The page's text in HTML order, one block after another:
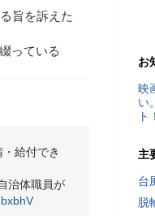
旨を訴えた
っている
給付でき
治体職員が
お
映
い
ト！
主
台
脱